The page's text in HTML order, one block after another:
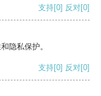
支持[0] 反对[0]
隐私保护。
支持[0] 反对[0]